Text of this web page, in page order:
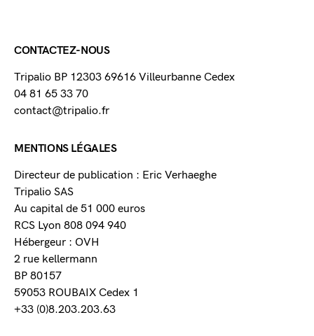
CONTACTEZ-NOUS
Tripalio BP 12303 69616 Villeurbanne Cedex
04 81 65 33 70
contact@tripalio.fr
MENTIONS LÉGALES
Directeur de publication : Eric Verhaeghe
Tripalio SAS
Au capital de 51 000 euros
RCS Lyon 808 094 940
Hébergeur : OVH
2 rue kellermann
BP 80157
59053 ROUBAIX Cedex 1
+33 (0)8.203.203.63